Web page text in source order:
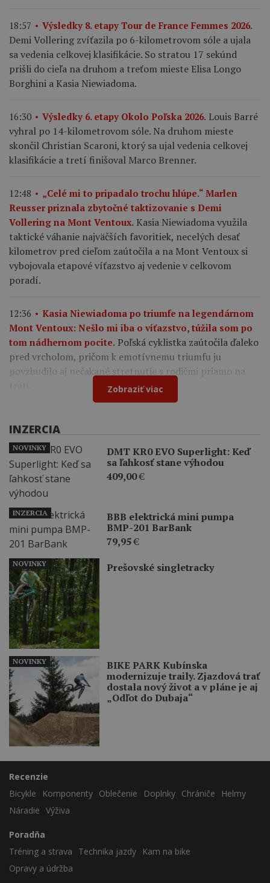
18:57 Výsledky 8. etapy Tour de France Femmes 2026.
Demi Vollering zvíťazila po 6-kilometrovom sóle a ujala
sa vedenia celkovej klasifikácie. So stratou 17 sekúnd
prišli do cieľa na druhom a treťom mieste Elisa Longo
Borghini a Kasia Niewiadoma.
16:30 Výsledky 6. etapy Okolo Poľska 2026. Louis Barré
vyhral po 14-kilometrovom sóle. Na druhom mieste
skončil Christian Scaroni, ktorý sa ujal vedenia celkovej
klasifikácie a tretí finišoval Marco Brenner.
12:48
„Celé mi to pripadalo trochu hlúpe.“ Marlen
Reusser priznala zbytočné taktizovanie s Demi
Vollering na Mont Ventoux. Kasia Niewiadoma využila
taktické váhanie najväčších favoritiek, necelých desať
kilometrov pred cieľom zaútočila a na Mont Ventoux si
vybojovala etapové víťazstvo aj vedenie v celkovom
poradí.
12:36
Kasia Niewiadoma po triumfe na legendárnom
Mont Ventoux: Nešlo mi iba o víťazstvo, túžila som po
tom nádhernom pocite. Poľská cyklistka zaútočila ďaleko
pred vrcholom, pričom k emotívnemu triumfu ju
povzbudilo aj nečakané stretnutie s rodičmi priamo na
Zobraziť viac
INZERCIA
DMT KR0 EVO Superlight: Keď
sa ľahkosť stane výhodou
409,00€
NOVINKY
BBB elektrická mini pumpa
BMP-201 BarBank
79,95€
INZERCIA
Prešovské singletracky
NOVINKY
BIKE PARK Kubínska
modernizuje traily. Zjazdová trať
dostala nový život a v pláne je aj
„Odľot do Dubaja“
NOVINKY
Recenzie
Bicykle
Komponenty Oblečenie Doplnky Chrániče
Helmy
Náradie Výživa
Poradňa
Tréning a strava
Technika jazdy
Kam na bike
Opravy a údržba